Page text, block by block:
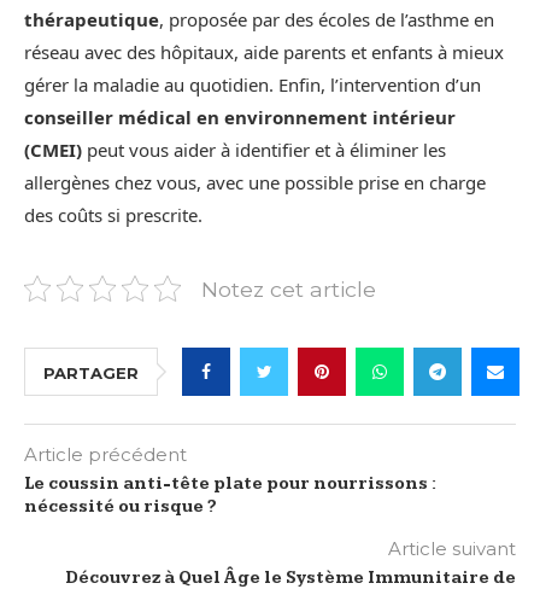
thérapeutique, proposée par des écoles de l’asthme en
réseau avec des hôpitaux, aide parents et enfants à mieux
gérer la maladie au quotidien. Enfin, l’intervention d’un
conseiller médical en environnement intérieur
(CMEI) peut vous aider à identifier et à éliminer les
allergènes chez vous, avec une possible prise en charge
des coûts si prescrite.
Notez cet article
PARTAGER
Article précédent
Le coussin anti-tête plate pour nourrissons :
nécessité ou risque ?
Article suivant
Découvrez à Quel Âge le Système Immunitaire de